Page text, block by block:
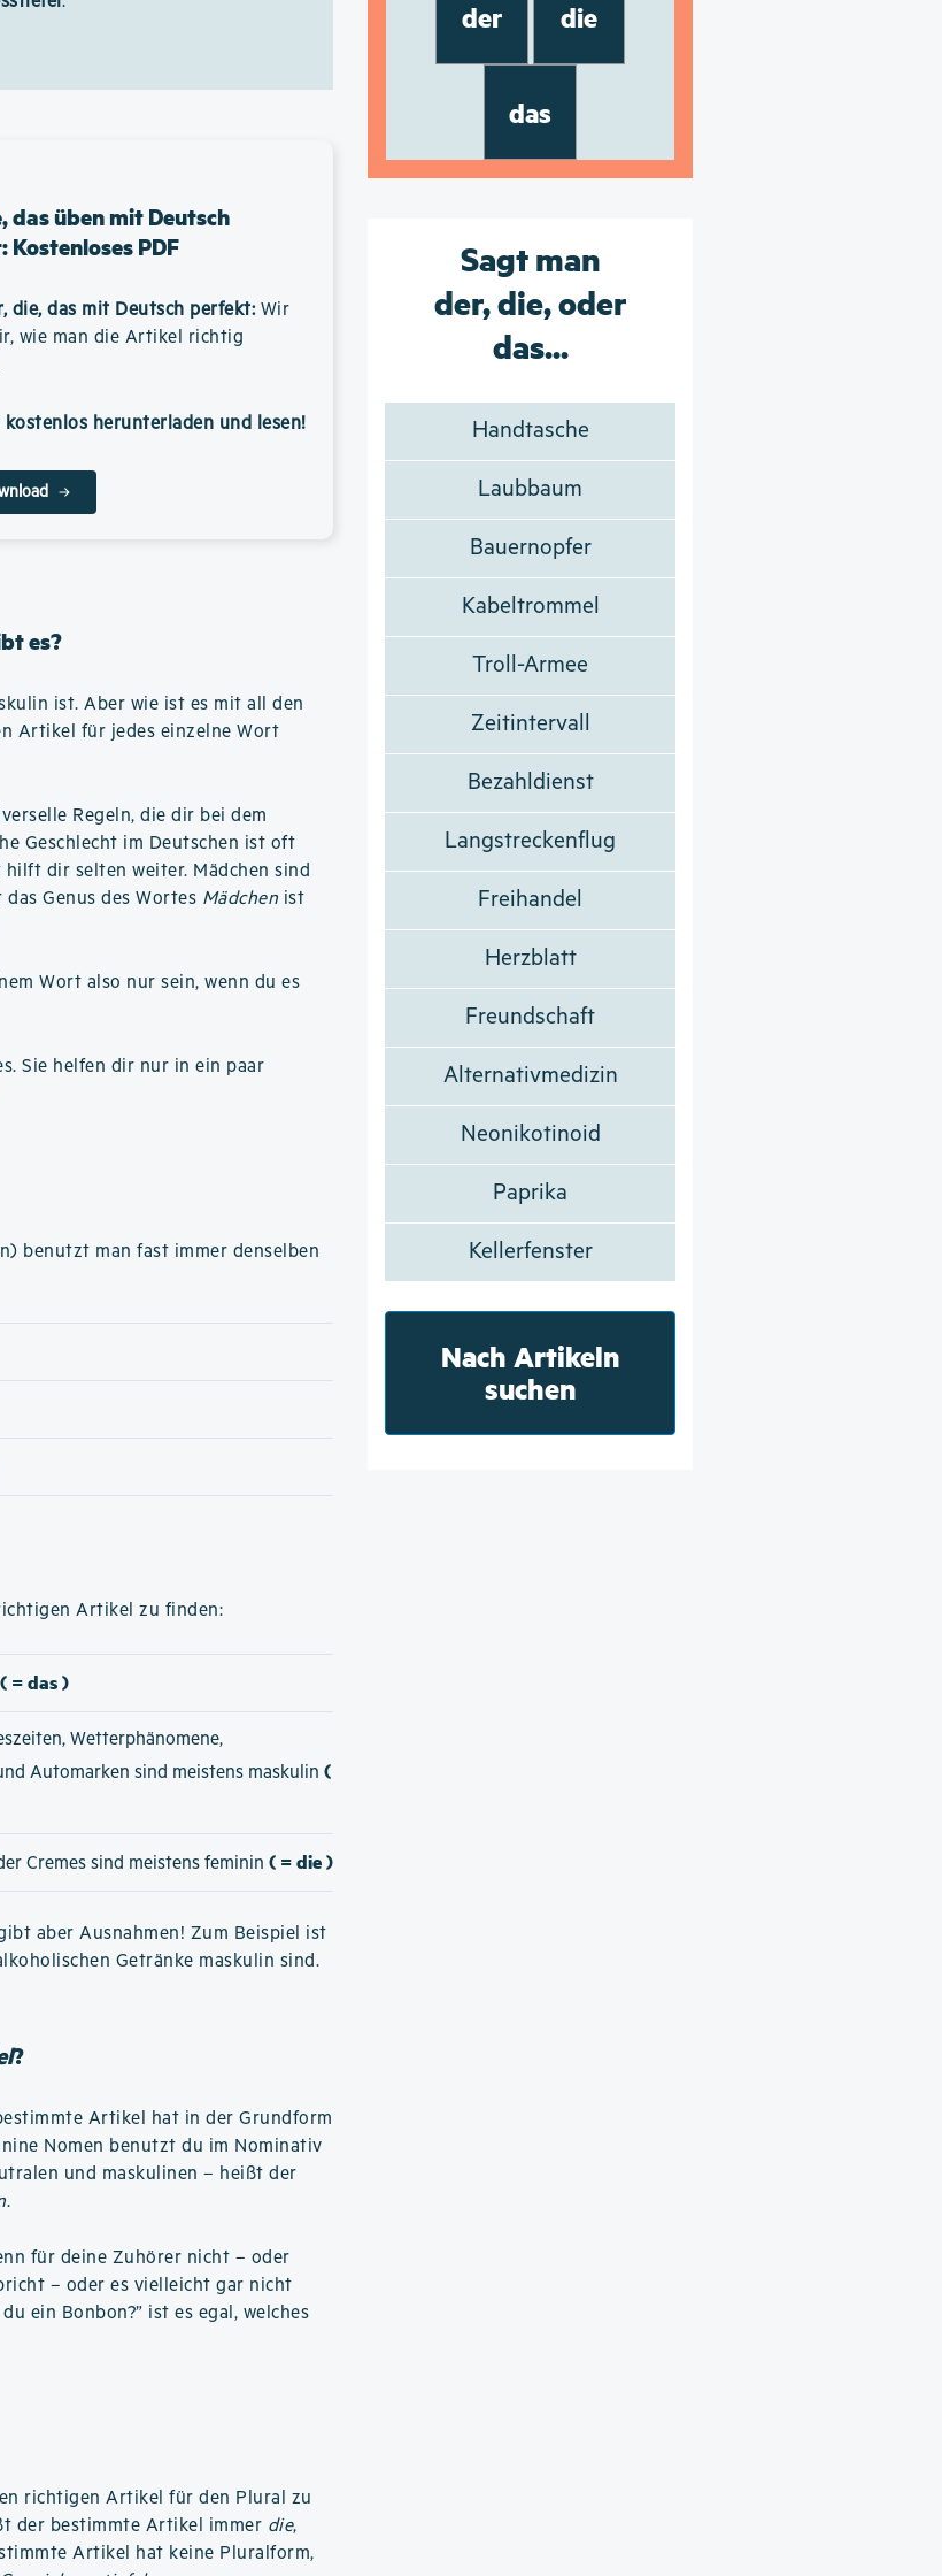
das üben mit Deutsch
Kostenloses PDF
die, das mit Deutsch perfekt: Wir
wie man die Artikel richtig
herunterladen und lesen!
es?
ist. Aber wie ist es mit all den
Artikel für jedes einzelne Wort
Regeln, die dir bei dem
Geschlecht im Deutschen ist oft
dir selten weiter. Mädchen sind
Genus des Wortes Mädchen ist
Wort also nur sein, wenn du es
Sie helfen dir nur in ein paar
benutzt man fast immer denselben
Artikel zu finden:
( = das )
Wetterphänomene,
Automarken sind meistens maskulin (
Cremes sind meistens feminin ( = die )
aber Ausnahmen! Zum Beispiel ist
Getränke maskulin sind.
?
Artikel hat in der Grundform
Nomen benutzt du im Nominativ
und maskulinen – heißt der
.
für deine Zuhörer nicht – oder
– oder es vielleicht gar nicht
ein Bonbon?” ist es egal, welches
richtigen Artikel für den Plural zu
der bestimmte Artikel immer die,
Artikel hat keine Pluralform,
der die
das
Sagt man
der, die, oder
das...
Handtasche
Laubbaum
Bauernopfer
Kabeltrommel
Troll-Armee
Zeitintervall
Bezahldienst
Langstreckenflug
Freihandel
Herzblatt
Freundschaft
Alternativmedizin
Neonikotinoid
Paprika
Kellerfenster
Nach Artikeln
suchen